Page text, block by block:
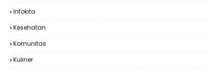
Infokita
Kesehatan
Komunitas
Kuliner